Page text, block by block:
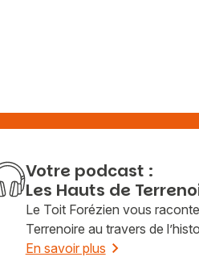
Votre podcast :
Les Hauts de
Le Toit Forézien vous
Terrenoire au travers de
En savoir plus